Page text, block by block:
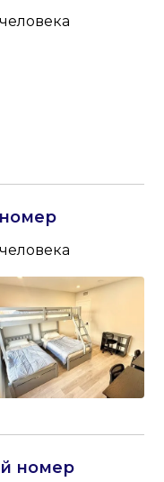
номер